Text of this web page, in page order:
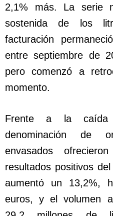
2,1% más. La serie
sostenida de los
facturación
entre septiembre de
pero comenzó a
momento.
Frente a la
denominación de
envasados
resultados positivos
aumentó un 13,2%,
euros, y el volumen